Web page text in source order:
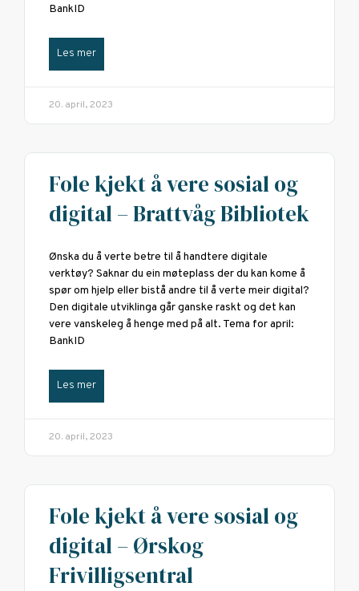
BankID
Les mer
20. april, 2023
Fole kjekt å vere sosial og
digital – Brattvåg Bibliotek
Ønska du å verte betre til å handtere digitale
verktøy? Saknar du ein møteplass der du kan kome å
spør om hjelp eller bistå andre til å verte meir digital?
Den digitale utviklinga går ganske raskt og det kan
vere vanskeleg å henge med på alt. Tema for april:
BankID
Les mer
20. april, 2023
Fole kjekt å vere sosial og
digital – Ørskog
Frivilligsentral